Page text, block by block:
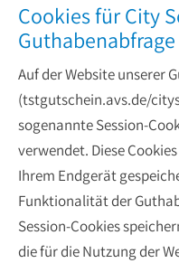
Cookies für City
Guthabenabfrage
Auf der Website unserer
(tstgutschein.avs.de/
sogenannte Session-
verwendet. Diese
Ihrem Endgerät
Funktionalität der
Session-Cookies
die für die Nutzung der